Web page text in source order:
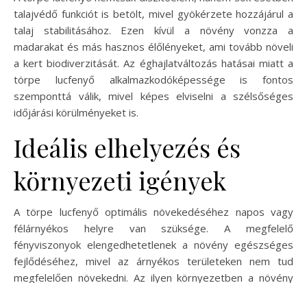
talajvédő funkciót is betölt, mivel gyökérzete hozzájárul a
talaj stabilitásához. Ezen kívül a növény vonzza a
madarakat és más hasznos élőlényeket, ami tovább növeli
a kert biodiverzitását. Az éghajlatváltozás hatásai miatt a
törpe lucfenyő alkalmazkodóképessége is fontos
szemponttá válik, mivel képes elviselni a szélsőséges
időjárási körülményeket is.
Ideális elhelyezés és
környezeti igények
A törpe lucfenyő optimális növekedéséhez napos vagy
félárnyékos helyre van szüksége. A megfelelő
fényviszonyok elengedhetetlenek a növény egészséges
fejlődéséhez, mivel az árnyékos területeken nem tud
megfelelően növekedni. Az ilyen környezetben a növény